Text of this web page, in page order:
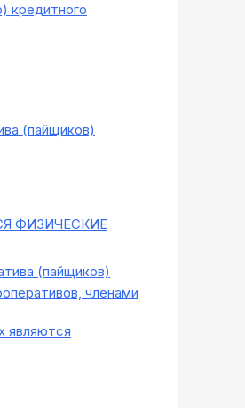
кредитного
(пайщиков)
ФИЗИЧЕСКИЕ
(пайщиков)
членами
являются